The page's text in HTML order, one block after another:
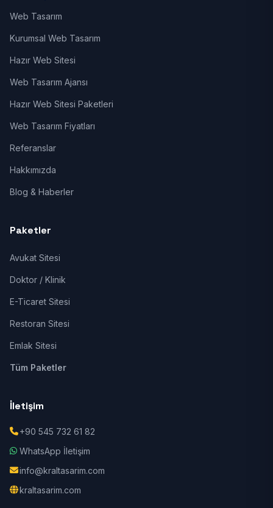
Web Tasarım
Kurumsal Web Tasarım
Hazır Web Sitesi
Web Tasarım Ajansı
Hazır Web Sitesi Paketleri
Web Tasarım Fiyatları
Referanslar
Hakkımızda
Blog & Haberler
Paketler
Avukat Sitesi
Doktor / Klinik
E-Ticaret Sitesi
Restoran Sitesi
Emlak Sitesi
Tüm Paketler
İletişim
+90 545 732 61 82
WhatsApp İletişim
info@kraltasarim.com
kraltasarim.com